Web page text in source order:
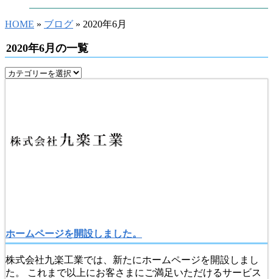
HOME » ブログ » 2020年6月
2020年6月の一覧
ホームページを開設しました。
株式会社九楽工業では、新たにホームページを開設しまし
た。 これまで以上にお客さまにご満足いただけるサービス